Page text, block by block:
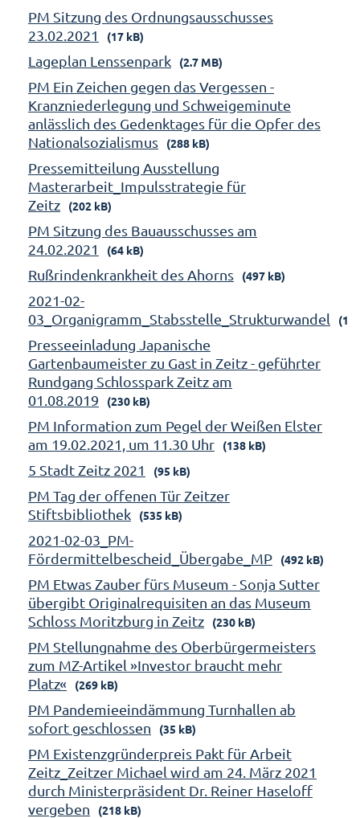
PM Sitzung des Ordnungsausschusses
23.02.2021
(17 kB)
Lageplan Lenssenpark (2.7 MB)
PM Ein Zeichen gegen das Vergessen -
Kranzniederlegung und Schweigeminute
anlässlich des Gedenktages für die Opfer des
Nationalsozialismus
(288 kB)
Pressemitteilung Ausstellung
Masterarbeit_Impulsstrategie für
Zeitz
(202 kB)
PM Sitzung des Bauausschusses am
24.02.2021
(64 kB)
Rußrindenkrankheit des Ahorns (497 kB)
2021-02-
03_Organigramm_Stabsstelle_Strukturwandel
Presseeinladung Japanische
Gartenbaumeister zu Gast in Zeitz - geführter
Rundgang Schlosspark Zeitz am
01.08.2019
(230 kB)
PM Information zum Pegel der Weißen Elster
am 19.02.2021, um 11.30 Uhr
(138 kB)
5 Stadt Zeitz 2021 (95 kB)
PM Tag der offenen Tür Zeitzer
Stiftsbibliothek
(535 kB)
2021-02-03_PM-
Fördermittelbescheid_Übergabe_MP
(492 kB)
PM Etwas Zauber fürs Museum - Sonja Sutter
übergibt Originalrequisiten an das Museum
Schloss Moritzburg in Zeitz
(230 kB)
PM Stellungnahme des Oberbürgermeisters
zum MZ-Artikel »Investor braucht mehr
Platz«
(269 kB)
PM Pandemieeindämmung Turnhallen ab
sofort geschlossen
(35 kB)
PM Existenzgründerpreis Pakt für Arbeit
Zeitz_Zeitzer Michael wird am 24. März 2021
durch Ministerpräsident Dr. Reiner Haseloff
vergeben
(218 kB)